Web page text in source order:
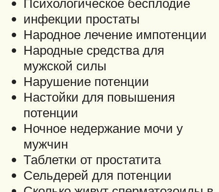
инфекции простаты
Народное лечение импотенции
Народные средства для
мужской силы
Нарушение потенции
Настойки для повышения
потенции
Ночное недержание мочи у
мужчин
Таблетки от простатита
Сельдерей для потенции